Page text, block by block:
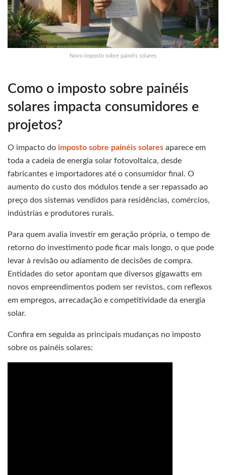
Novo imposto sobre painéis solares
Como o imposto sobre painéis
solares impacta consumidores e
projetos?
O impacto do imposto sobre painéis solares aparece em
toda a cadeia de energia solar fotovoltaica, desde
fabricantes e importadores até o consumidor final. O
aumento do custo dos módulos tende a ser repassado ao
preço dos sistemas vendidos para residências, comércios,
indústrias e produtores rurais.
Para quem avalia investir em geração própria, o tempo de
retorno do investimento pode ficar mais longo, o que pode
levar à revisão ou adiamento de decisões de compra.
Entidades do setor apontam que diversos gigawatts em
novos empreendimentos podem ser revistos, com reflexos
em empregos, arrecadação e competitividade da energia
solar.
Confira em seguida as principais mudanças no imposto
sobre os painéis solares: